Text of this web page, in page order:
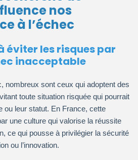
nos
à l’échec
éviter les risques par
inacceptable
nombreux sont ceux qui adoptent des
toute situation risquée qui pourrait
ou leur statut. En France, cette
une culture qui valorise la réussite
ce qui pousse à privilégier la sécurité
ou l’innovation.